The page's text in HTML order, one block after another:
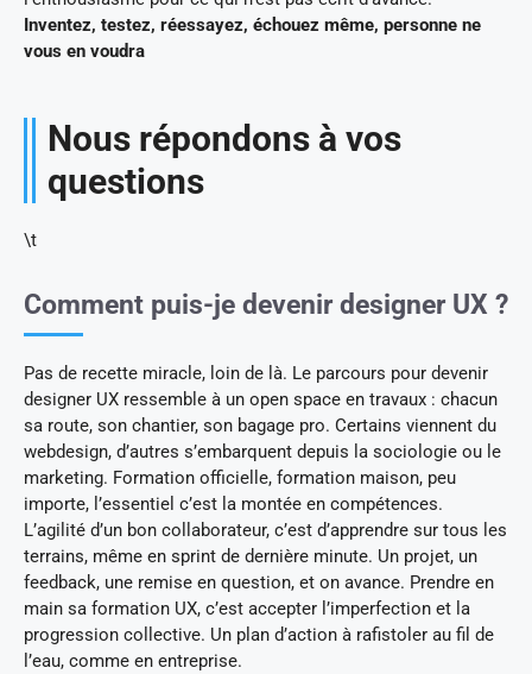
Inventez, testez, réessayez, échouez même, personne ne
vous en voudra
Nous répondons à vos
questions
\t
Comment puis-je devenir designer UX ?
Pas de recette miracle, loin de là. Le parcours pour devenir
designer UX ressemble à un open space en travaux : chacun
sa route, son chantier, son bagage pro. Certains viennent du
webdesign, d’autres s’embarquent depuis la sociologie ou le
marketing. Formation officielle, formation maison, peu
importe, l’essentiel c’est la montée en compétences.
L’agilité d’un bon collaborateur, c’est d’apprendre sur tous les
terrains, même en sprint de dernière minute. Un projet, un
feedback, une remise en question, et on avance. Prendre en
main sa formation UX, c’est accepter l’imperfection et la
progression collective. Un plan d’action à rafistoler au fil de
l’eau, comme en entreprise.